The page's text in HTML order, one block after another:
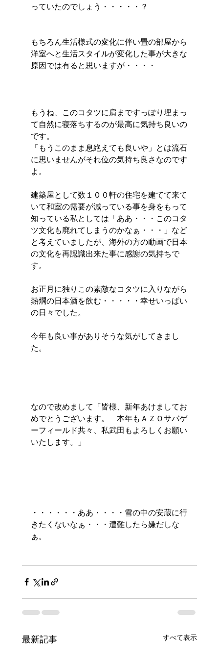
っていたのでしょう・・・・・？
もちろん生活様式の変化に伴い畳の部屋から
洋室へと生活スタイルが変化した事が大きな
原因では有ると思いますが・・・・
もうね、このコタツに肩まですっぽり埋まっ
て自然に寝落ちするのが最高に気持ち良いの
です。
「もうこのまま息絶えても良いや」とは流石
に思いませんがそれ位の気持ち良さなのです
よ。
建築屋として数１００軒の住宅を建てて来て
いて和室の需要が減っている事を身をもって
知っている私としては「ああ・・・このコタ
ツ文化も廃れてしまうのかなぁ・・・」など
と考えていましたが、海外の方の動画で日本
の文化を再認識出来た事に感謝の気持ちで
す。
お正月に独りこの素敵なコタツに入りながら
熱燗の日本酒を飲む・・・・・幸せいっぱい
の日々でした。
今年も良い事がありそうな気がしてきまし
た。
なので改めまして「皆様、新年あけましてお
めでとうございます。　本年もＡＺＯサバゲ
ーフィールド共々、私武田もよろしくお願い
いたします。」
・・・・・・ああ・・・・雪の中の安蔵に行
きたくないなぁ・・・遭難したら嫌だしな
ぁ。
最新記事 すべて表示